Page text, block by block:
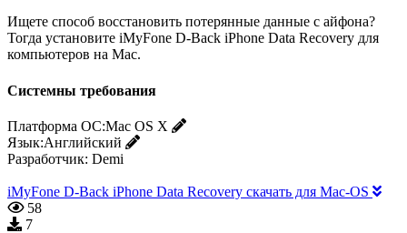
Ищете способ восстановить потерянные данные с айфона?
Тогда установите iMyFone D-Back iPhone Data Recovery для
компьютеров на Mac.
Системны требования
Платформа ОС:Mac OS X
Язык:Английский
Разработчик: Demi
iMyFone D-Back iPhone Data Recovery скачать для Mac-OS
58
7